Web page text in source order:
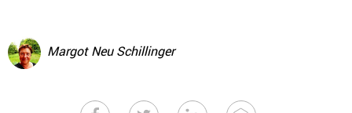
Margot Neu Schillinger